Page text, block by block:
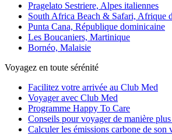
Pragelato Sestriere, Alpes italiennes
South Africa Beach & Safari, Afrique
Punta Cana, République dominicaine
Les Boucaniers, Martinique
Bornéo, Malaisie
Voyagez en toute sérénité
Facilitez votre arrivée au Club Med
Voyager avec Club Med
Programme Happy To Care
Conseils pour voyager de manière
Calculer les émissions carbone de son